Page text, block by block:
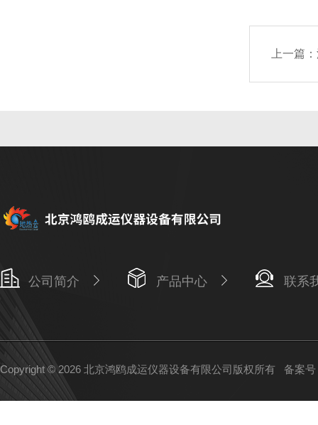
上一篇：
公司简介 产品中心 联系
Copyright © 2026 北京鸿鸥成运仪器设备有限公司版权所有 备案号